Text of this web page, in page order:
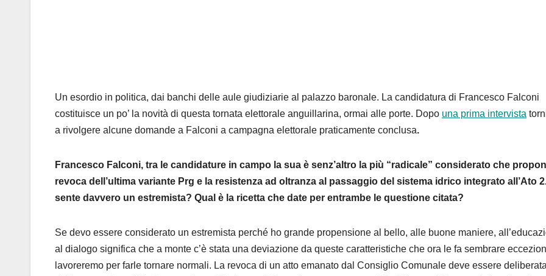
Un esordio in politica, dai banchi delle aule giudiziarie al palazzo baronale. La candidatura di Francesco Falconi
costituisce un po’ la novità di questa tornata elettorale anguillarina, ormai alle porte. Dopo una prima intervista
a rivolgere alcune domande a Falconi a campagna elettorale praticamente conclusa.
Francesco Falconi, tra le candidature in campo la sua è senz’altro la più “radicale” considerato che
revoca dell’ultima variante Prg e la resistenza ad oltranza al passaggio del sistema idrico integrato all’Ato
sente davvero un estremista? Qual è la ricetta che date per entrambe le questione citata?
Se devo essere considerato un estremista perché ho grande propensione al bello, alle buone maniere,
al dialogo significa che a monte c’è stata una deviazione da queste caratteristiche che ora le fa sembrare
lavoreremo per farle tornare normali. La revoca di un atto emanato dal Consiglio Comunale deve essere deliberata